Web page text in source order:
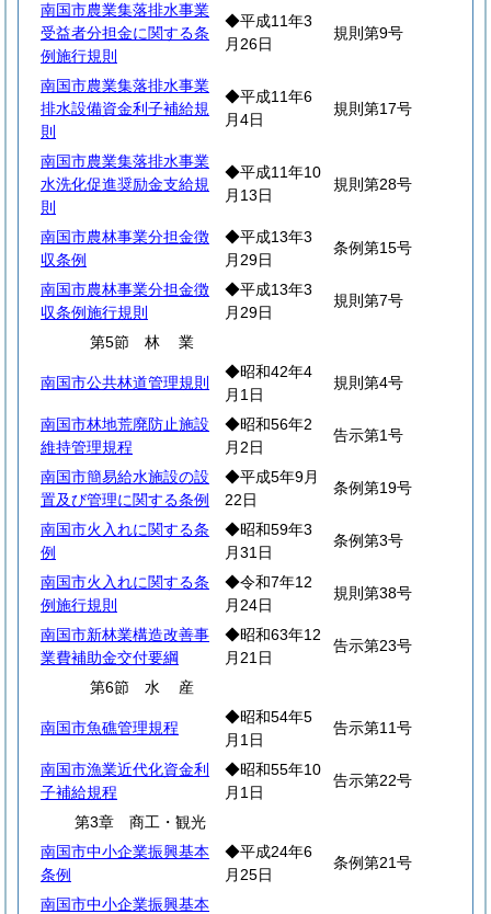
南国市農業集落排水事業
受益者分担金に関する条
例施行規則
◆平成11年3
月26日
規則第9号
南国市農業集落排水事業
排水設備資金利子補給規
則
◆平成11年6
月4日
規則第17号
南国市農業集落排水事業
水洗化促進奨励金支給規
則
◆平成11年10
月13日
規則第28号
南国市農林事業分担金徴
収条例
◆平成13年3
月29日
条例第15号
南国市農林事業分担金徴
収条例施行規則
◆平成13年3
月29日
規則第7号
第5節 林業
南国市公共林道管理規則
◆昭和42年4
月1日
規則第4号
南国市林地荒廃防止施設
維持管理規程
◆昭和56年2
月2日
告示第1号
南国市簡易給水施設の設
置及び管理に関する条例
◆平成5年9月
22日
条例第19号
南国市火入れに関する条
例
◆昭和59年3
月31日
条例第3号
南国市火入れに関する条
例施行規則
◆令和7年12
月24日
規則第38号
南国市新林業構造改善事
業費補助金交付要綱
◆昭和63年12
月21日
告示第23号
第6節 水 産
南国市魚礁管理規程
◆昭和54年5
月1日
告示第11号
南国市漁業近代化資金利
子補給規程
◆昭和55年10
月1日
告示第22号
第3章 商工・観光
南国市中小企業振興基本
条例
◆平成24年6
月25日
条例第21号
南国市中小企業振興基本